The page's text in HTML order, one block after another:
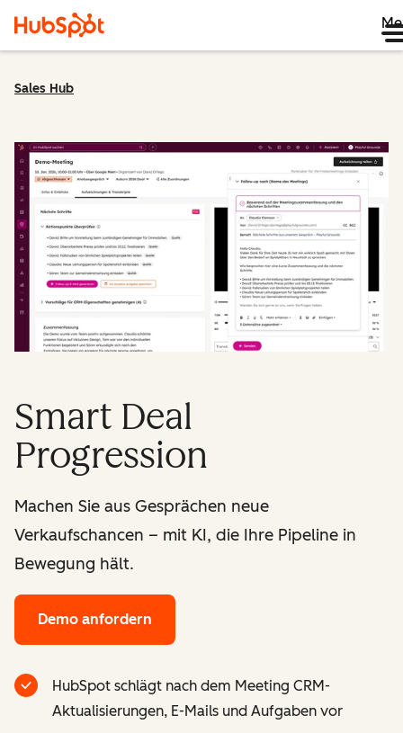
Sales Hub
Smart Deal
Progression
Machen Sie aus Gesprächen neue
Verkaufschancen – mit KI, die Ihre Pipeline in
Bewegung hält.
Demo anfordern
HubSpot schlägt nach dem Meeting CRM-
Aktualisierungen, E-Mails und Aufgaben vor